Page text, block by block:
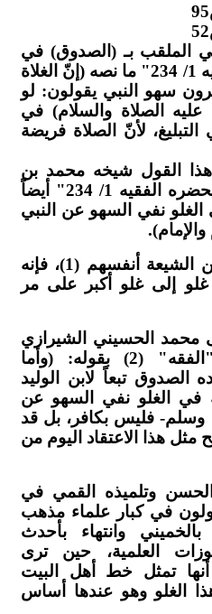
الملقب بـ (الصدوق) في
كتابه "من لا يحضره الفقيه 1/ 234" ما نصه (إنّ الغلاة
سهو النبي يقولون: لو
الصلاة والسلام) في
لأنّ الصلاة فريضة
القول شيخه محمد بن
الحسن كما في "من لا يحضره الفقيه 1/ 234" أيضاً
نفي السهو عن النبي
وجمهور المسلمين بل بين الشيعة أنفسهم (1)، فإنه
إلى غلو أكبر على مر
محمد الحسيني الشيرازي
يصرّح في موسوعته "الفقه" (2) بقوله: (وأما
الصدوق تبعاً لابن الوليد
الغلو نفي السهو عن
وسلم- فليس بكافر، بل قد
مثل هذا الاعتقاد اليوم من
وتلميذه القمي في
في كبار علماء مذهب
وانتهاء بأحدث
العلمية، حين ترى
تمثل خط أهل البيت
الغلو وهو عندها أساس